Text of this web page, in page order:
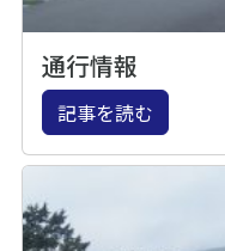
通行情報
記事を読む